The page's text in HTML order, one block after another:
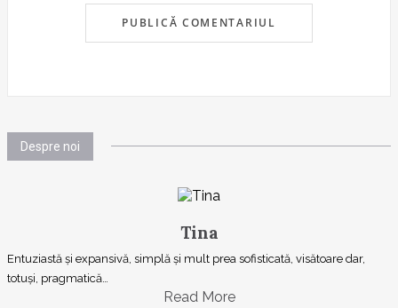
Despre noi
Tina
Entuziastă şi expansivă, simplă şi mult prea sofisticată, visătoare dar,
totuşi, pragmatică…
Read More